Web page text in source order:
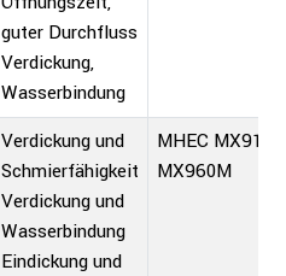
guter Durchfluss
Verdickung,
Wasserbindung
Verdickung und
Schmierfähigkeit
Verdickung und
Wasserbindung
Eindickung und
MHEC
MX960M